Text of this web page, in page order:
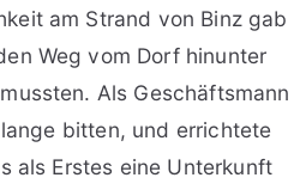
am Strand von Binz gab
Weg vom Dorf hinunter
Als Geschäftsmann
bitten, und errichtete
als Erstes eine Unterkunft